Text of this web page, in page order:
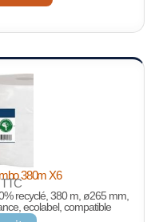
380m X6
TTC
recyclé, 380 m, ø265 mm,
ecolabel, compatible